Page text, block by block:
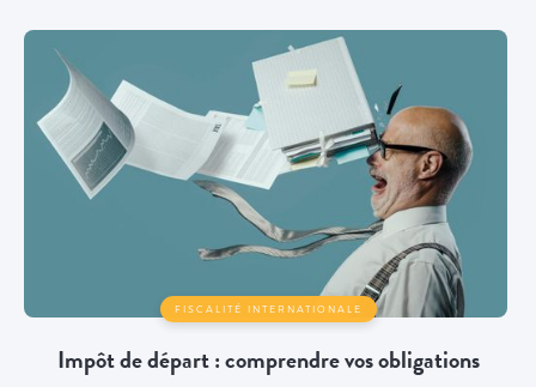
FISCALITÉ INTERNATIONALE
Impôt de départ : comprendre vos obligations